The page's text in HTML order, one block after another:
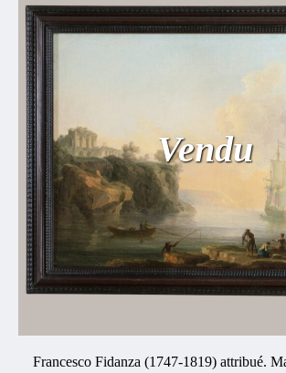
Vendu
Francesco Fidanza (1747-1819) attribué.